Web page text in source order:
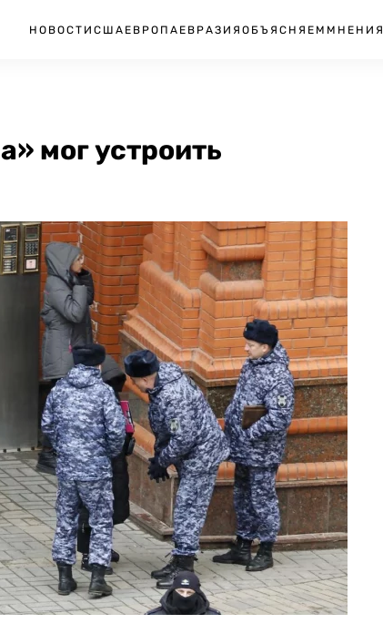
НОВОСТИ США ЕВРОПА ЕВРАЗИЯ ОБЪЯСНЯЕМ МНЕНИЯ
мог устроить